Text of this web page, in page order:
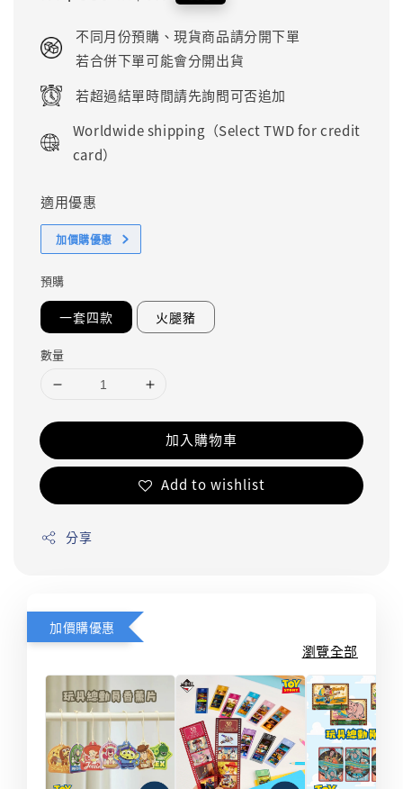
不同月份預購、現貨商品請分開下單
若合併下單可能會分開出貨
若超過結單時間請先詢問可否追加
Worldwide shipping（Select TWD for credit
card）
適用優惠
加價購優惠
預購
一套四款 火腿豬
數量
加入購物車
Add to wishlist
分享
加價購優惠
瀏覽全部